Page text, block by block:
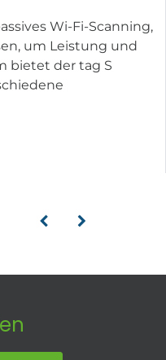
Wi-Fi-Scanning,
um Leistung und
bietet der tag S